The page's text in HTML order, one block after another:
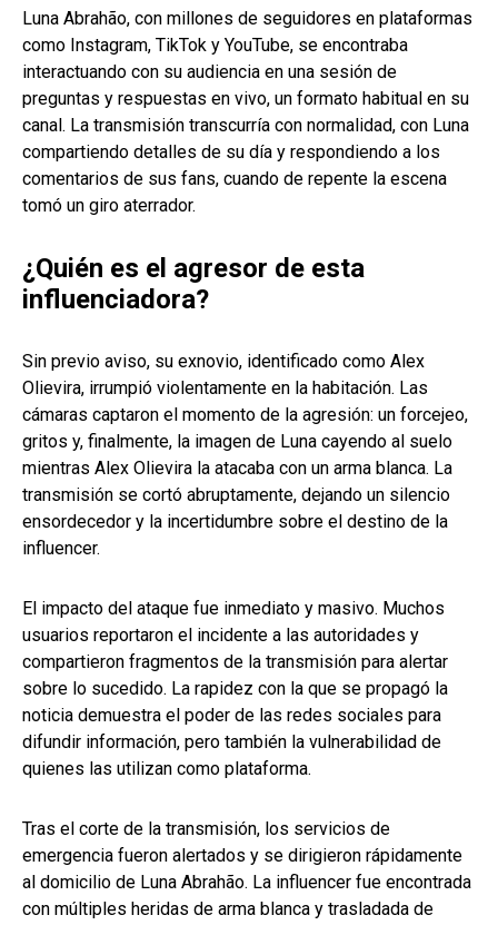
Luna Abrahão, con millones de seguidores en plataformas
como Instagram, TikTok y YouTube, se encontraba
interactuando con su audiencia en una sesión de
preguntas y respuestas en vivo, un formato habitual en su
canal. La transmisión transcurría con normalidad, con Luna
compartiendo detalles de su día y respondiendo a los
comentarios de sus fans, cuando de repente la escena
tomó un giro aterrador.
¿Quién es el agresor de esta
influenciadora?
Sin previo aviso, su exnovio, identificado como Alex
Olievira, irrumpió violentamente en la habitación. Las
cámaras captaron el momento de la agresión: un forcejeo,
gritos y, finalmente, la imagen de Luna cayendo al suelo
mientras Alex Olievira la atacaba con un arma blanca. La
transmisión se cortó abruptamente, dejando un silencio
ensordecedor y la incertidumbre sobre el destino de la
influencer.
El impacto del ataque fue inmediato y masivo. Muchos
usuarios reportaron el incidente a las autoridades y
compartieron fragmentos de la transmisión para alertar
sobre lo sucedido. La rapidez con la que se propagó la
noticia demuestra el poder de las redes sociales para
difundir información, pero también la vulnerabilidad de
quienes las utilizan como plataforma.
Tras el corte de la transmisión, los servicios de
emergencia fueron alertados y se dirigieron rápidamente
al domicilio de Luna Abrahão. La influencer fue encontrada
con múltiples heridas de arma blanca y trasladada de